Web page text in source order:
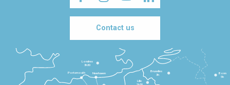
Contact us
Lille
2h30
Bruxelles
3h
Londres
3h30
Newhaven
Portsmouth
Bonn
5h